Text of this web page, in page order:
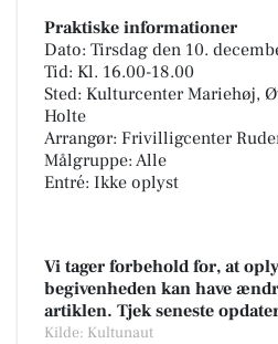
Praktiske informationer
Dato: Tirsdag den 10.
Tid: Kl. 16.00-18.00
Sted: Kulturcenter Mariehøj,
Holte
Arrangør: Frivilligcenter
Målgruppe: Alle
Entré: Ikke oplyst
Vi tager forbehold for, at
begivenheden kan have
artiklen. Tjek seneste
Kilde: Kultunaut